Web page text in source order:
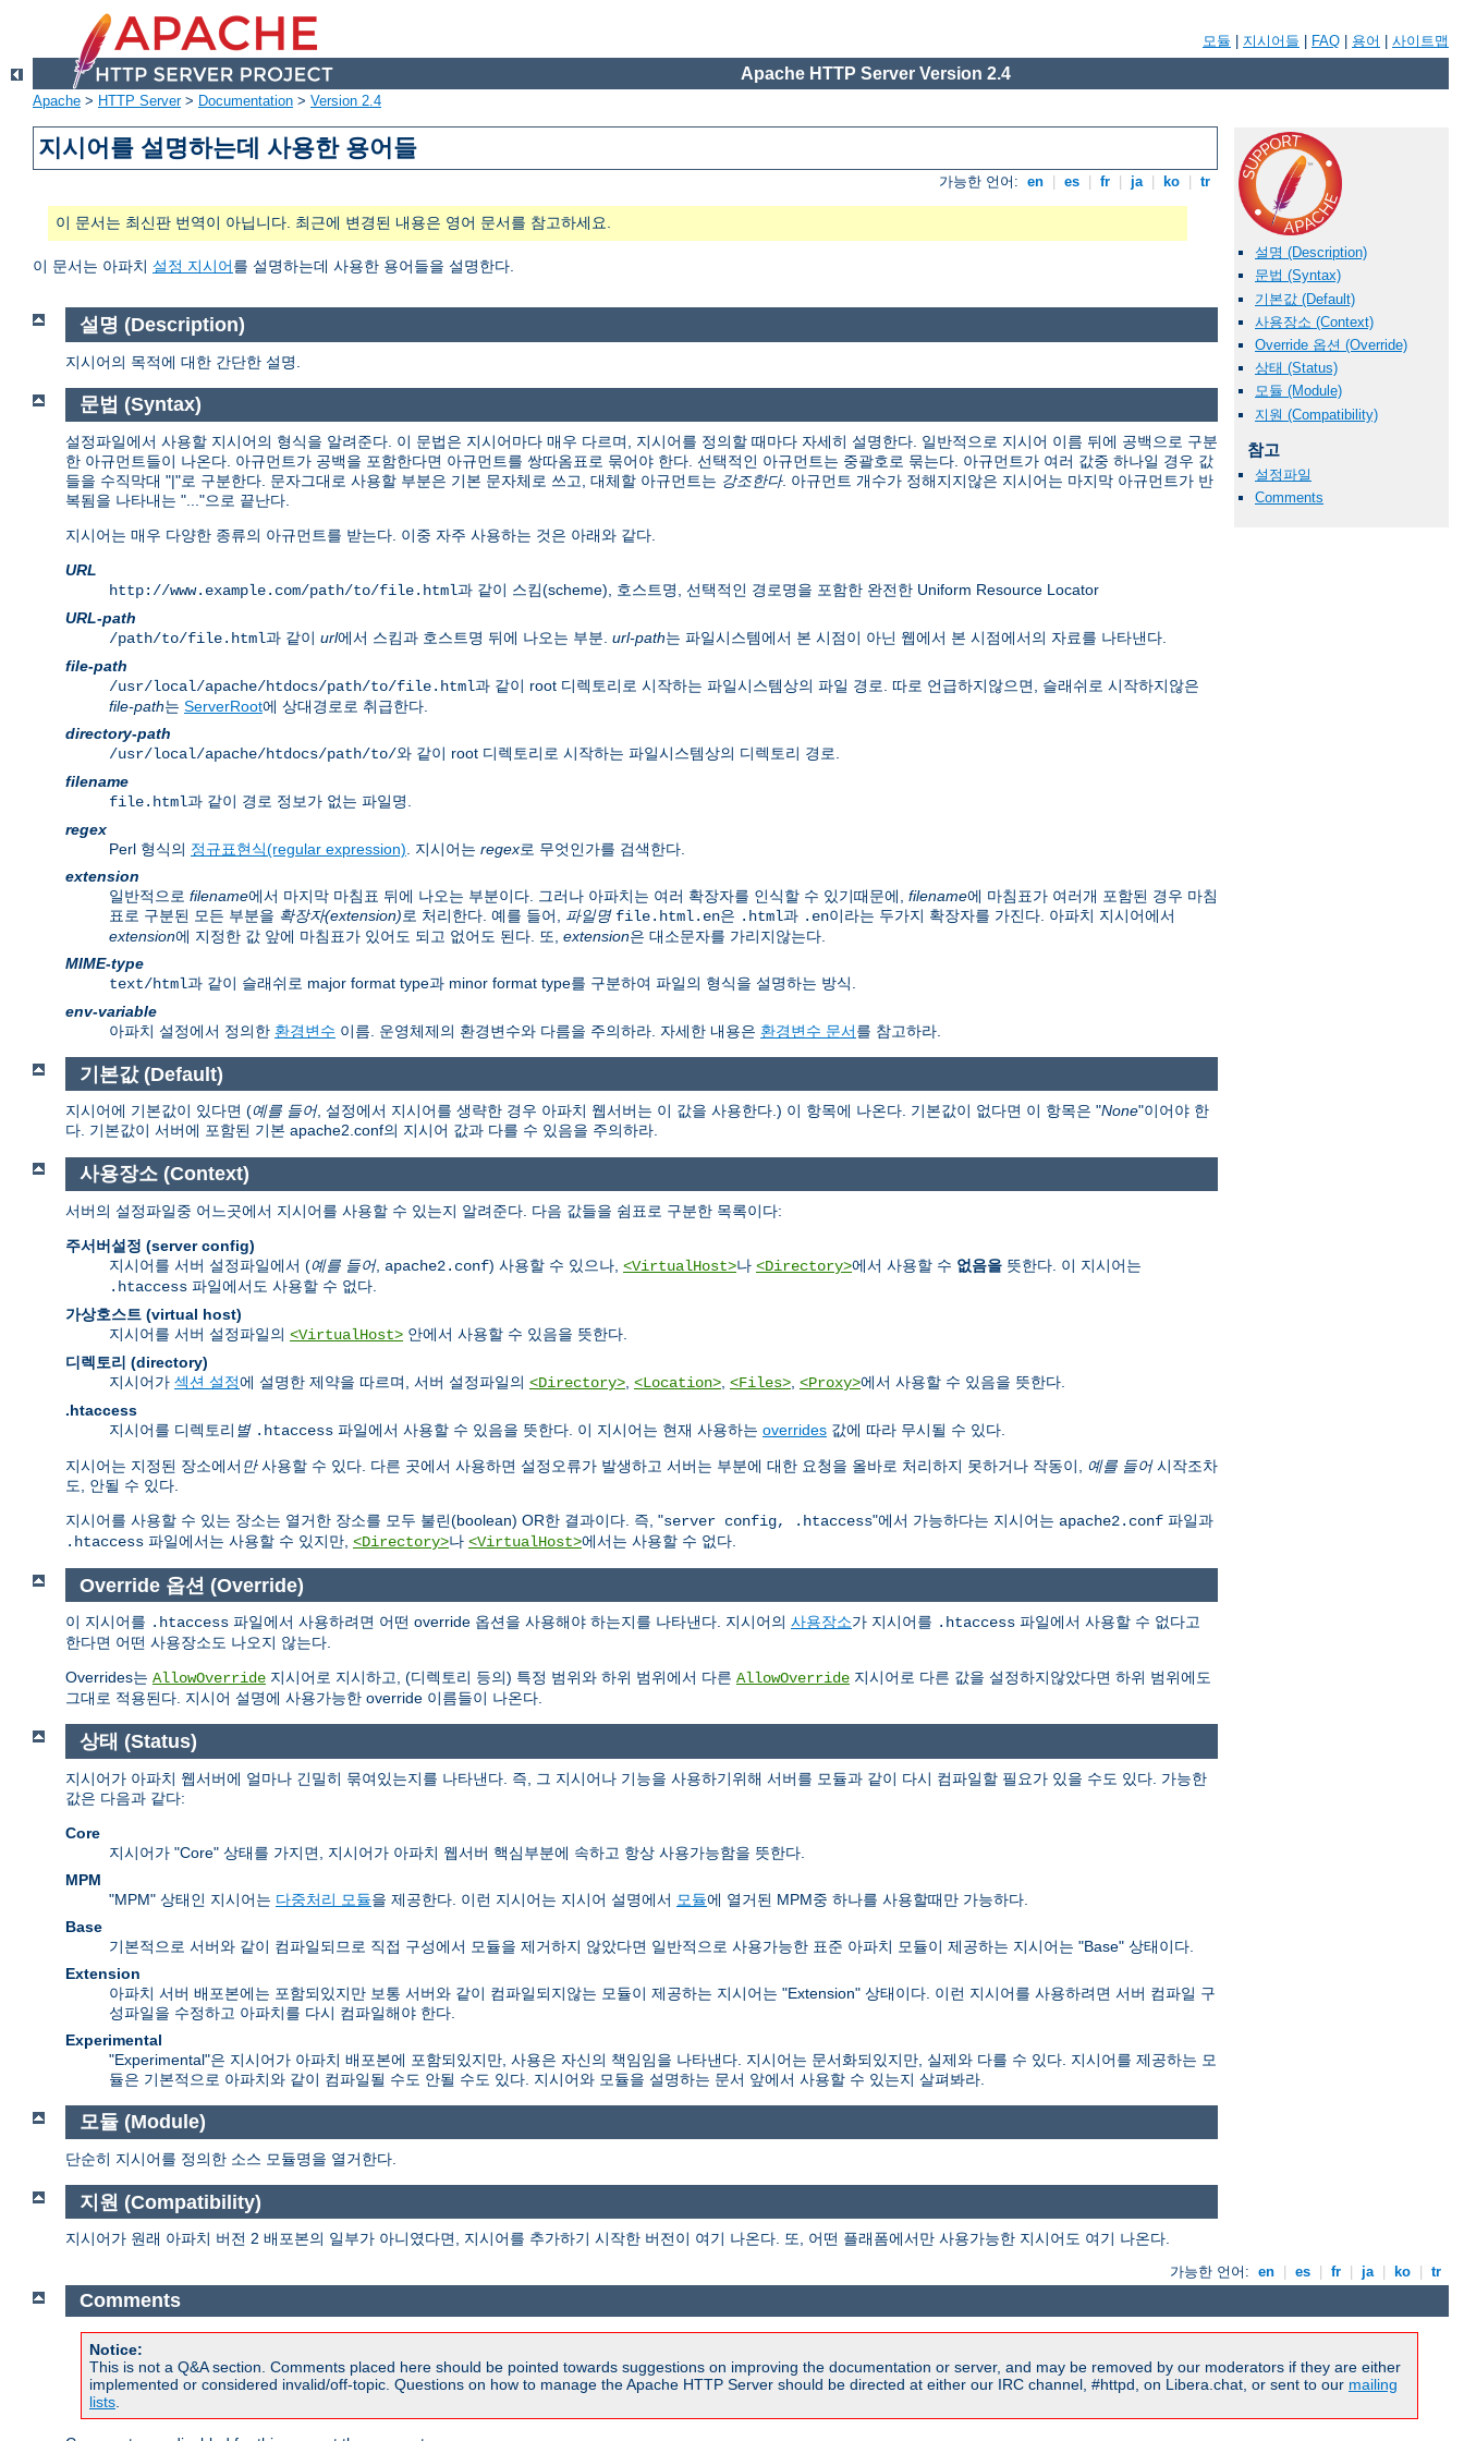
모듈 지시어들 FAQ 용어 사이트맵
Apache HTTP Server Version 2.4
Apache > HTTP Server> Documentation > Version 2.4
지시어를 설명하는데 사용한 용어들
가능한 언어: en es fr ja ko tr
이 문서는 최신판 번역이 아닙니다. 최근에 변경된 내용은 영어 문서를 참고하세요.
이 문서는 아파치 설정 지시어를 설명하는데 사용한 용어들을 설명한다.
설명 (Description)
문법 (Syntax)
기본값 (Default)
사용장소 (Context)
Override 옵션 (Override)
상태 (Status)
모듈 (Module)
지원 (Compatibility)
참고
설정파일
Comments
설명 (Description)
지시어의 목적에 대한 간단한 설명.
문법 (Syntax)
설정파일에서 사용할 지시어의 형식을 알려준다. 이 문법은 지시어마다 매우 다르며, 지시어를 정의할 때마다 자세히 설명한다. 일반적으로 지시어 이름 뒤에 공백으로 구분
한 아규먼트들이 나온다. 아규먼트가 공백을 포함한다면 아규먼트를 쌍따옴표로 묶어야 한다. 선택적인 아규먼트는 중괄호로 묶는다. 아규먼트가 여러 값중 하나일 경우 값
들을 수직막대 "|"로 구분한다. 문자그대로 사용할 부분은 기본 문자체로 쓰고, 대체할 아규먼트는 강조한다. 아규먼트 개수가 정해지지않은 지시어는 마지막 아규먼트가 반
복됨을 나타내는 "..."으로 끝난다.
지시어는 매우 다양한 종류의 아규먼트를 받는다. 이중 자주 사용하는 것은 아래와 같다.
URL
http://www.example.com/path/to/file.html과 같이 스킴(scheme), 호스트명, 선택적인 경로명을 포함한 완전한 Uniform Resource Locator
URL-path
/path/to/file.html과 같이 url에서 스킴과 호스트명 뒤에 나오는 부분. url-path는 파일시스템에서 본 시점이 아닌 웹에서 본 시점에서의 자료를 나타낸다.
file-path
/usr/local/apache/htdocs/path/to/file.html과 같이 root 디렉토리로 시작하는 파일시스템상의 파일 경로. 따로 언급하지않으면, 슬래쉬로 시작하지않은
file-path는 ServerRoot에 상대경로로 취급한다.
directory-path
/usr/local/apache/htdocs/path/to/와 같이 root 디렉토리로 시작하는 파일시스템상의 디렉토리 경로.
filename
file.html과 같이 경로 정보가 없는 파일명.
regex
Perl 형식의 정규표현식(regular expression) . 지시어는 regex로 무엇인가를 검색한다.
extension
일반적으로 filename에서 마지막 마침표 뒤에 나오는 부분이다. 그러나 아파치는 여러 확장자를 인식할 수 있기때문에, filename에 마침표가 여러개 포함된 경우 마침
표로 구분된 모든 부분을 확장자(extension)로 처리한다. 예를 들어, 파일명 file.html.en은 .html과 .en이라는 두가지 확장자를 가진다. 아파치 지시어에서
extension에 지정한 값 앞에 마침표가 있어도 되고 없어도 된다. 또, extension은 대소문자를 가리지않는다.
MIME-type
text/html과 같이 슬래쉬로 major format type과 minor format type를 구분하여 파일의 형식을 설명하는 방식.
env-variable
아파치 설정에서 정의한 환경변수 이름. 운영체제의 환경변수와 다름을 주의하라. 자세한 내용은 환경변수 문서를 참고하라.
기본값 (Default)
지시어에 기본값이 있다면 (예를 들어, 설정에서 지시어를 생략한 경우 아파치 웹서버는 이 값을 사용한다.) 이 항목에 나온다. 기본값이 없다면 이 항목은 "None"이어야 한
다. 기본값이 서버에 포함된 기본 apache2.conf의 지시어 값과 다를 수 있음을 주의하라.
사용장소 (Context)
서버의 설정파일중 어느곳에서 지시어를 사용할 수 있는지 알려준다. 다음 값들을 쉼표로 구분한 목록이다:
주서버설정 (server config)
지시어를 서버 설정파일에서 (예를 들어, apache2.conf) 사용할 수 있으나, <VirtualHost>나 <Directory>에서 사용할 수 없음을 뜻한다. 이 지시어는
.htaccess 파일에서도 사용할 수 없다.
가상호스트 (virtual host)
지시어를 서버 설정파일의 <VirtualHost> 안에서 사용할 수 있음을 뜻한다.
디렉토리 (directory)
지시어가 섹션 설정에 설명한 제약을 따르며, 서버 설정파일의 <Directory> <Location> <Files> <Proxy>에서 사용할 수 있음을 뜻한다.
.htaccess
지시어를 디렉토리 별 .htaccess 파일에서 사용할 수 있음을 뜻한다. 이 지시어는 현재 사용하는 overrides 값에 따라 무시될 수 있다.
지시어는 지정된 장소에서 만사용할 수 있다. 다른 곳에서 사용하면 설정오류가 발생하고 서버는 부분에 대한 요청을 올바로 처리하지 못하거나 작동이, 예를 들어시작조차
도, 안될 수 있다.
지시어를 사용할 수 있는 장소는 열거한 장소를 모두 불린(boolean) OR한 결과이다. 즉, "server config, .htaccess"에서 가능하다는 지시어는 apache2.conf 파일과
.htaccess 파일에서는 사용할 수 있지만, <Directory>나 <VirtualHost>에서는 사용할 수 없다.
Override 옵션 (Override)
이 지시어를 .htaccess 파일에서 사용하려면 어떤 override 옵션을 사용해야 하는지를 나타낸다. 지시어의 사용장소가 지시어를 .htaccess 파일에서 사용할 수 없다고
한다면 어떤 사용장소도 나오지 않는다.
Overrides는 AllowOverride 지시어로 지시하고, (디렉토리 등의) 특정 범위와 하위 범위에서 다른 AllowOverride 지시어로 다른 값을 설정하지않았다면 하위 범위에도
그대로 적용된다. 지시어 설명에 사용가능한 override 이름들이 나온다.
상태 (Status)
지시어가 아파치 웹서버에 얼마나 긴밀히 묶여있는지를 나타낸다. 즉, 그 지시어나 기능을 사용하기위해 서버를 모듈과 같이 다시 컴파일할 필요가 있을 수도 있다. 가능한
값은 다음과 같다:
Core
지시어가 "Core" 상태를 가지면, 지시어가 아파치 웹서버 핵심부분에 속하고 항상 사용가능함을 뜻한다.
MPM
"MPM" 상태인 지시어는 다중처리 모듈을 제공한다. 이런 지시어는 지시어 설명에서 모듈에 열거된 MPM중 하나를 사용할때만 가능하다.
Base
기본적으로 서버와 같이 컴파일되므로 직접 구성에서 모듈을 제거하지 않았다면 일반적으로 사용가능한 표준 아파치 모듈이 제공하는 지시어는 "Base" 상태이다.
Extension
아파치 서버 배포본에는 포함되있지만 보통 서버와 같이 컴파일되지않는 모듈이 제공하는 지시어는 "Extension" 상태이다. 이런 지시어를 사용하려면 서버 컴파일 구
성파일을 수정하고 아파치를 다시 컴파일해야 한다.
Experimental
"Experimental"은 지시어가 아파치 배포본에 포함되있지만, 사용은 자신의 책임임을 나타낸다. 지시어는 문서화되있지만, 실제와 다를 수 있다. 지시어를 제공하는 모
듈은 기본적으로 아파치와 같이 컴파일될 수도 안될 수도 있다. 지시어와 모듈을 설명하는 문서 앞에서 사용할 수 있는지 살펴봐라.
모듈 (Module)
단순히 지시어를 정의한 소스 모듈명을 열거한다.
지원 (Compatibility)
지시어가 원래 아파치 버전 2 배포본의 일부가 아니였다면, 지시어를 추가하기 시작한 버전이 여기 나온다. 또, 어떤 플래폼에서만 사용가능한 지시어도 여기 나온다.
가능한 언어: en es fr ja ko tr
Comments
Notice:
This is not a Q&A section. Comments placed here should be pointed towards suggestions on improving the documentation or server, and may be removed by our moderators if they are either
implemented or considered invalid/off-topic. Questions on how to manage the Apache HTTP Server should be directed at either our IRC channel, #httpd, on Libera.chat, or sent to our mailing
lists